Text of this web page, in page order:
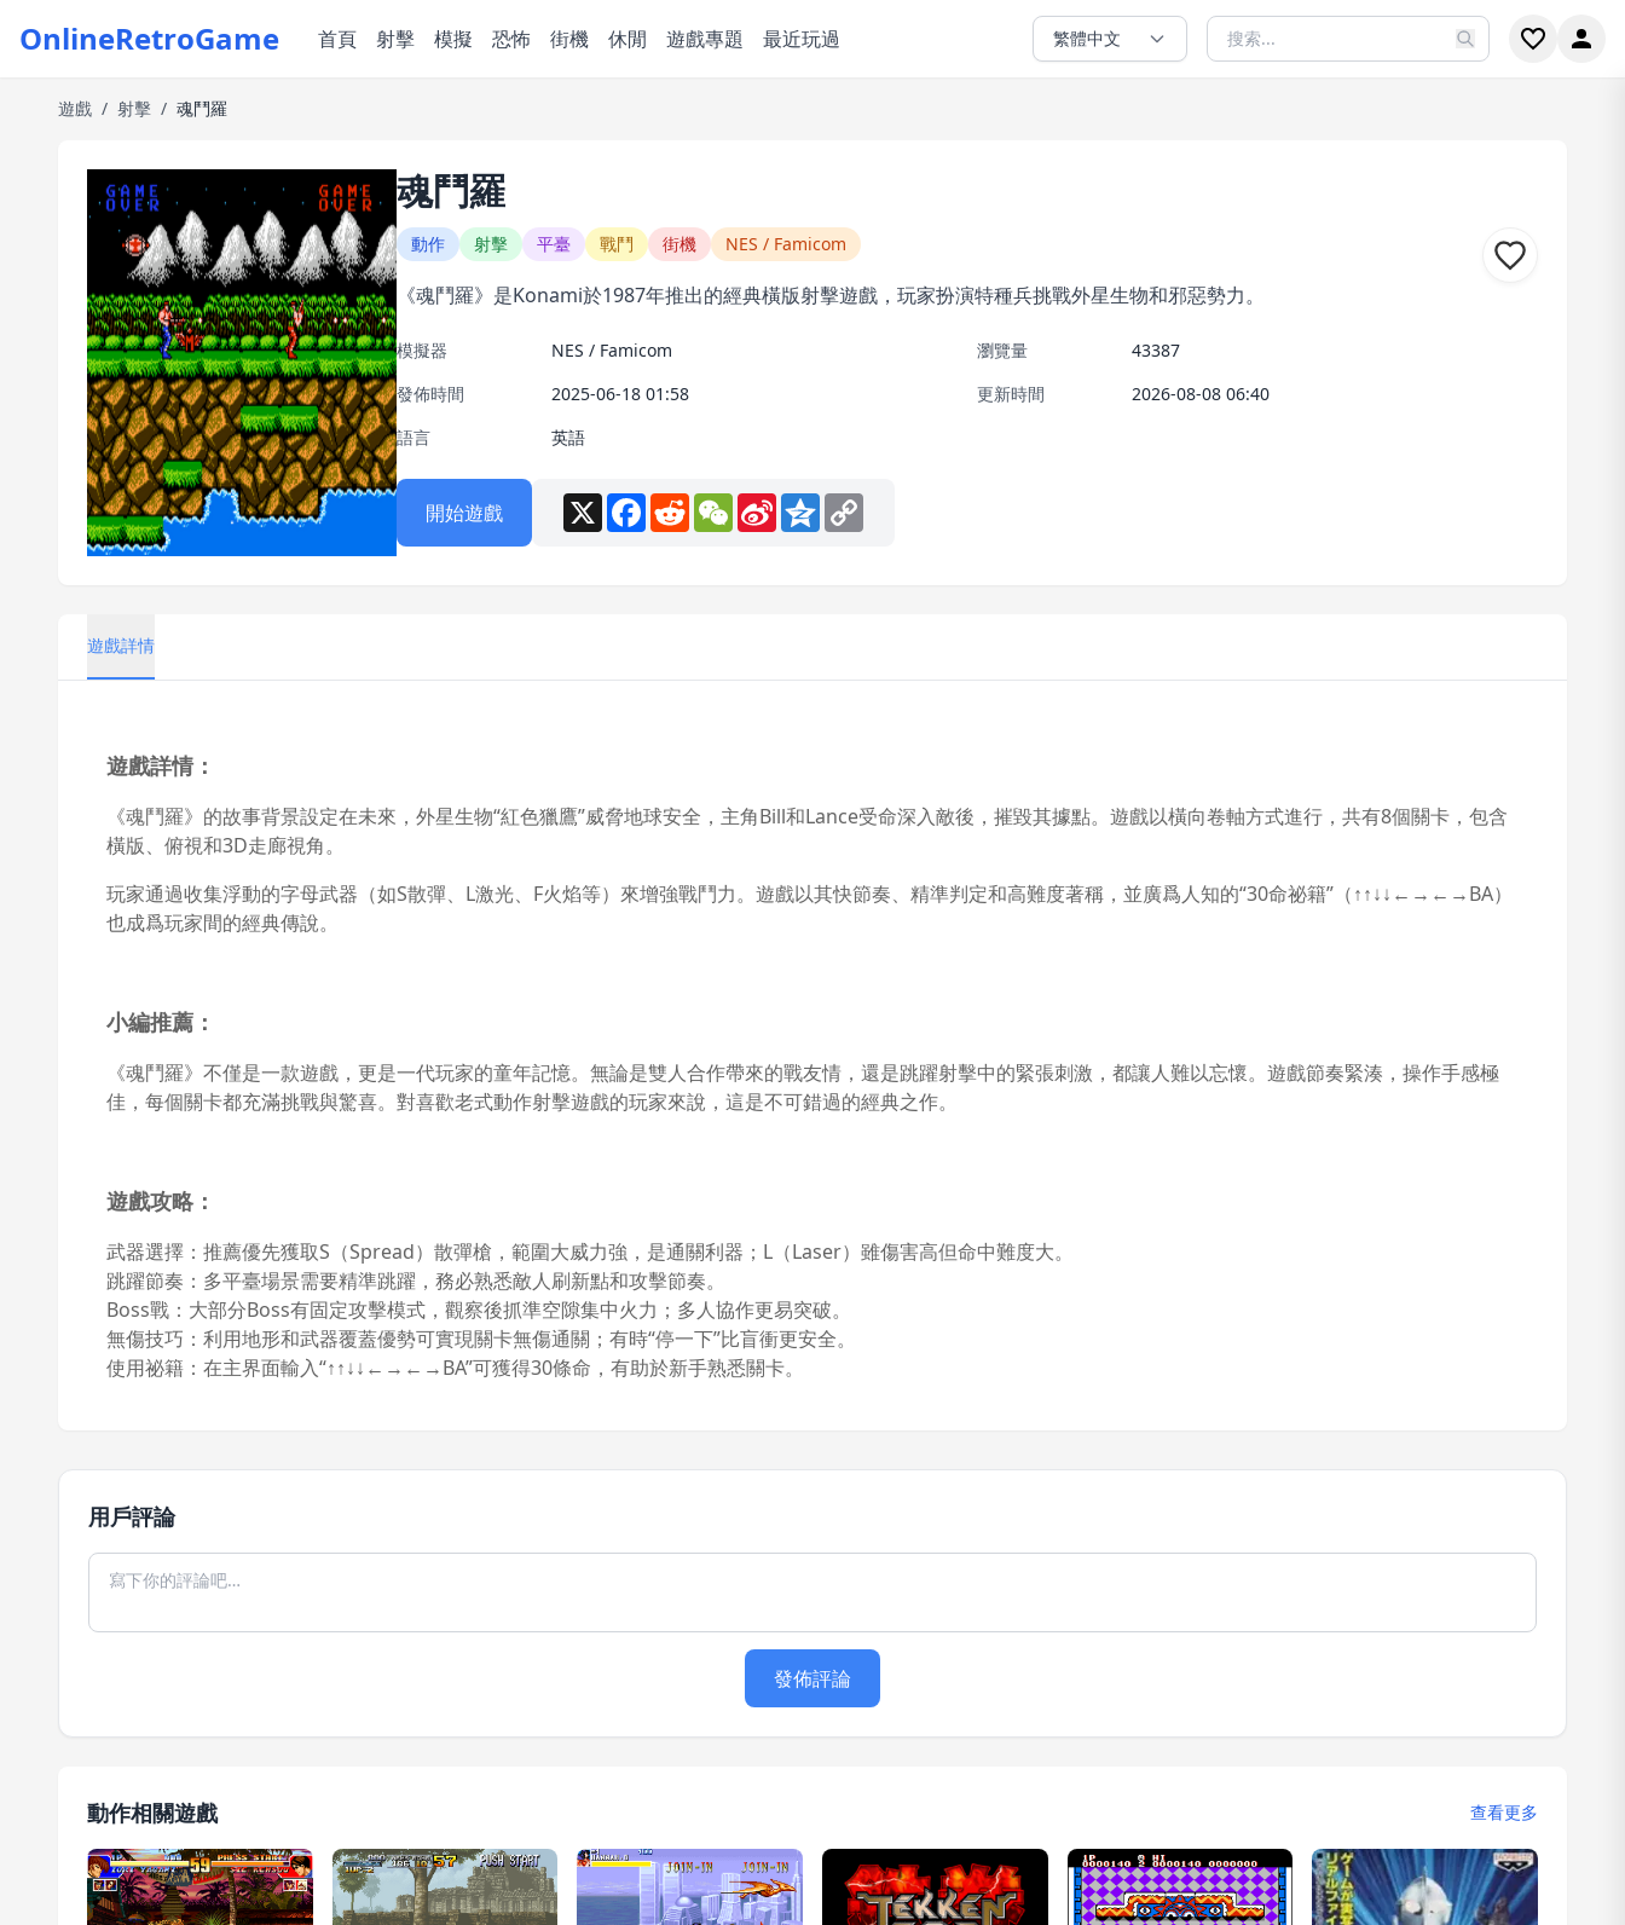
OnlineRetroGame 首頁 射擊 模擬 恐怖 街機 休閒 遊戲專題 最近玩過 繁體中文
遊戲 / 射擊 / 魂鬥羅
魂鬥羅
動作 射擊 平臺 戰鬥 街機 NES / Famicom
《魂鬥羅》是Konami於1987年推出的經典橫版射擊遊戲，玩家扮演特種兵挑戰外星生物和邪惡勢力。
模擬器 NES / Famicom 瀏覽量
43387
發佈時間
2025-06-18 01:58 更新時間
2026-08-08 06:40
語言
英語
開始遊戲 X Facebook
RedditWeChat
Sina
Weibo
Qzone
遊戲詳情
遊戲詳情：
《魂鬥羅》的故事背景設定在未來，外星生物“紅色獵鷹”威脅地球安全，主角Bill和Lance受命深入敵後，摧毀其據點。遊戲以橫向卷軸方式進行，共有8個關卡，包含
橫版、俯視和3D走廊視角。
玩家通過收集浮動的字母武器（如S散彈、L激光、F火焰等）來增強戰鬥力。遊戲以其快節奏、精準判定和高難度著稱，並廣爲人知的“30命祕籍”（↑↑↓↓←→←→BA）
也成爲玩家間的經典傳說。
小編推薦：
《魂鬥羅》不僅是一款遊戲，更是一代玩家的童年記憶。無論是雙人合作帶來的戰友情，還是跳躍射擊中的緊張刺激，都讓人難以忘懷。遊戲節奏緊湊，操作手感極
佳，每個關卡都充滿挑戰與驚喜。對喜歡老式動作射擊遊戲的玩家來說，這是不可錯過的經典之作。
遊戲攻略：
武器選擇：推薦優先獲取S（Spread）散彈槍，範圍大威力強，是通關利器；L（Laser）雖傷害高但命中難度大。
跳躍節奏：多平臺場景需要精準跳躍，務必熟悉敵人刷新點和攻擊節奏。
Boss戰：大部分Boss有固定攻擊模式，觀察後抓準空隙集中火力；多人協作更易突破。
無傷技巧：利用地形和武器覆蓋優勢可實現關卡無傷通關；有時“停一下”比盲衝更安全。
使用祕籍：在主界面輸入“↑↑↓↓←→←→BA”可獲得30條命，有助於新手熟悉關卡。
用戶評論
發佈評論
動作相關遊戲 查看更多